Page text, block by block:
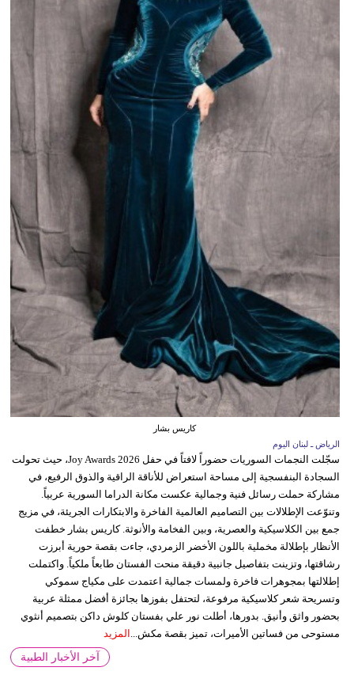
كاريس بشار
الرياض ـ لبنان اليوم
سجّلت النجمات السوريات حضوراً لافتاً في حفل Joy Awards 2026، حيث تحولت
السجادة البنفسجية إلى مساحة استعراض للأناقة الراقية والذوق الرفيع، في
مشاركة حملت رسائل فنية وجمالية عكست مكانة الدراما السورية عربياً.
وتنوّعت الإطلالات بين التصاميم العالمية الفاخرة والابتكارات الجريئة، في مزيج
جمع بين الكلاسيكية والعصرية، وبين الفخامة والأنوثة. كاريس بشار خطفت
الأنظار بإطلالة مخملية باللون الأخضر الزمردي، جاءت بقصة حورية أبرزت
رشاقتها، وتزينت بتفاصيل جانبية دقيقة منحت الفستان طابعاً ملكياً. واكتملت
إطلالتها بمجوهرات فاخرة ولمسات جمالية اعتمدت على مكياج سموكي
وتسريحة شعر كلاسيكية مرفوعة، لتحتفل بفوزها بجائزة أفضل ممثلة عربية
بحضور واثق وأنيق. بدورها، أطلت نور علي بفستان كلوش داكن بتصميم أنثوي
مستوحى من فساتين الأميرات، تميز بقصة مكش...
المزيد
آخر الأخبار الطبية